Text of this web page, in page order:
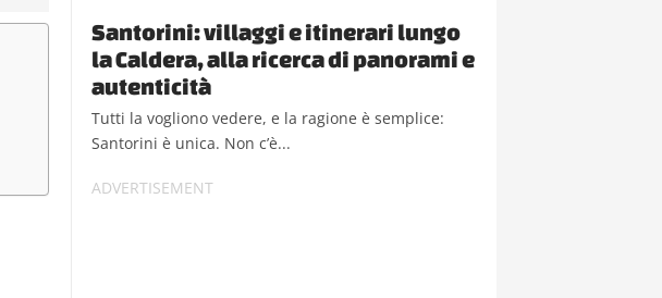
Santorini: villaggi e itinerari lungo
la Caldera, alla ricerca di panorami e
autenticità
Tutti la vogliono vedere, e la ragione è semplice:
Santorini è unica. Non c’è...